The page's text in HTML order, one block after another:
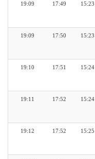
15:23
17:49
19:09
15:23
17:50
19:09
15:24
17:51
19:10
15:24
17:52
19:11
15:25
17:52
19:12